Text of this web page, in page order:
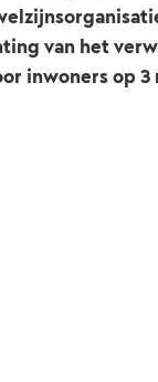
van het
inwoners op 3